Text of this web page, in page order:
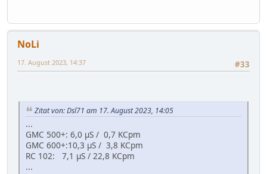
NoLi
#33
17. August 2023, 14:37
Zitat von: Dsl71 am 17. August 2023, 14:05
...
GMC 500+: 6,0 µS / 0,7 KCpm
GMC 600+:10,3 µS / 3,8 KCpm
RC 102: 7,1 µS / 22,8 KCpm
...